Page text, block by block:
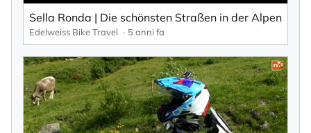
Sella Ronda | Die schönsten Straßen in der Alpen
Edelweiss Bike Travel 5 anni fa